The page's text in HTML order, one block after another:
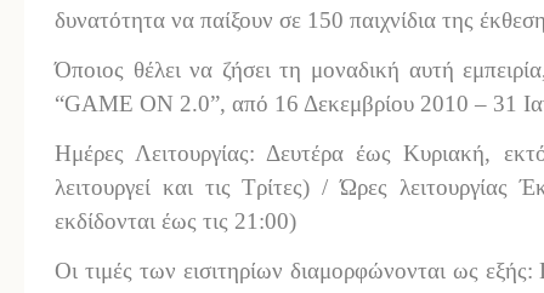
δυνατότητα να παίξουν σε 150 παιχνίδια της
Όποιος θέλει να ζήσει τη μοναδική αυτή
“GAME ON 2.0”, από 16 Δεκεμβρίου 2010 – 31
Ημέρες Λειτουργίας: Δευτέρα έως Κυριακή,
λειτουργεί και τις Τρίτες) / Ώρες λειτουργίας
εκδίδονται έως τις 21:00)
Οι τιμές των εισιτηρίων διαμορφώνονται ως